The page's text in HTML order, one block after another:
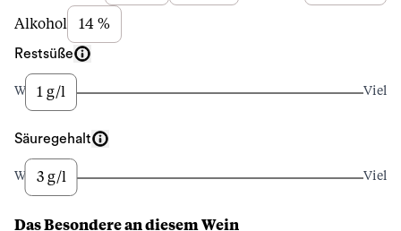
Alkohol 14 %
Restsüße
Wenig1 g/l Viel
Säuregehalt
Wenig3 g/l Viel
Das Besondere an diesem Wein